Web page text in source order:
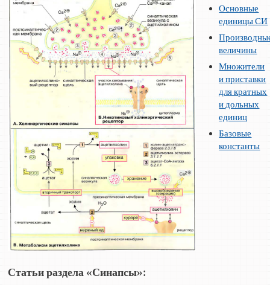
Статьи раздела «Синапсы»:
Основные
единицы СИ
величины
Множители
и приставки
для кратных
и дольных
единиц
Базовые
константы